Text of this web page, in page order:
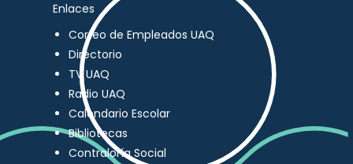
Enlaces
Correo de Empleados UAQ
Directorio
TV UAQ
Radio UAQ
Calendario Escolar
Bibliotecas
Contraloría Social